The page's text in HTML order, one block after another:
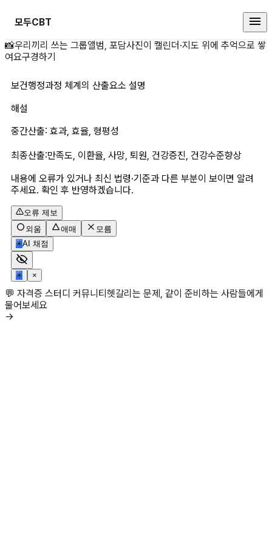
모두CBT
보건행정과정 체계의 산출요소 설
📸우리끼리 쓰는 그룹앨범, 포담사진이 캘린더·지도 위에 추억으로 쌓
여요구경하기
보건행정과정 체계의 산출요소 설명
해설
중간산출: 효과, 효율, 형평성
최종산출:만족도, 이환율, 사망, 퇴원, 건강증진, 건강수준향상
내용에 오류가 있거나 최신 법령·기준과 다른 부분이 보이면 알려
주세요. 확인 후 반영하겠습니다.
오류 제보
외움
애매
모름
✳AI 채점
✳ ×
💬 자격증 스터디 커뮤니티헷갈리는 문제, 같이 준비하는 사람들에게
물어보세요
→